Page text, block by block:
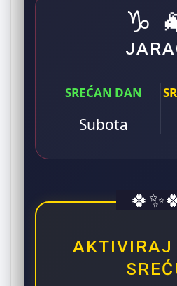
♑
SREĆAN DAN
Subota
🍀✨
AKTIVIRAJ